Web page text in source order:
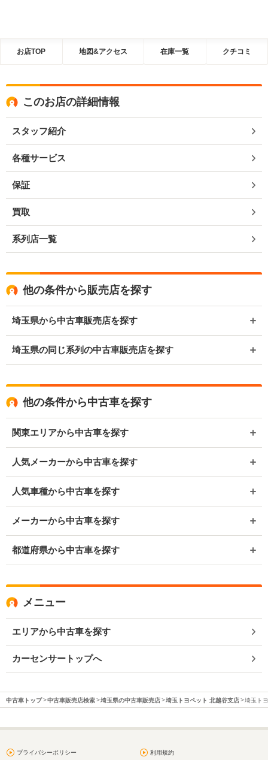
お店TOP 地図&アクセス 在庫一覧 クチコミ
このお店の詳細情報
スタッフ紹介
各種サービス
保証
買取
系列店一覧
他の条件から販売店を探す
埼玉県から中古車販売店を探す
埼玉県の同じ系列の中古車販売店を探す
他の条件から中古車を探す
関東エリアから中古車を探す
人気メーカーから中古車を探す
人気車種から中古車を探す
メーカーから中古車を探す
都道府県から中古車を探す
メニュー
エリアから中古車を探す
カーセンサートップへ
中古車トップ 中古車販売店検索 埼玉県の中古車販売店 埼玉トヨペット 北越谷支店 埼玉ト
プライバシーポリシー 利用規約